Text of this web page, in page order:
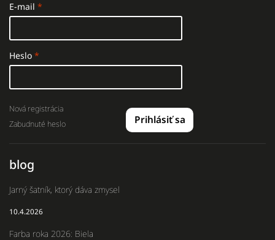
E-mail
Heslo
Prihlásiť sa
Nová registrácia
Zabudnuté heslo
blog
Jarný šatník, ktorý dáva zmysel
10.4.2026
Farba roka 2026: Biela